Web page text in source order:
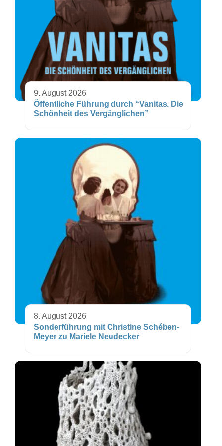
9. August 2026
Öffentliche Führung durch “Vanitas. Die
Schönheit des Vergänglichen”
8. August 2026
Sonderführung mit Christine Schében-
Meyer zu Mariele Neudecker